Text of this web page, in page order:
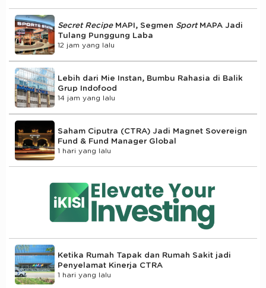
Secret RecipeMAPI, Segmen Sport MAPA Jadi
Tulang Punggung Laba
12 jam yang lalu
Lebih dari Mie Instan, Bumbu Rahasia di Balik
Grup Indofood
14 jam yang lalu
Saham Ciputra (CTRA) Jadi Magnet Sovereign
Fund & Fund Manager Global
1 hari yang lalu
Ketika Rumah Tapak dan Rumah Sakit jadi
Penyelamat Kinerja CTRA
1 hari yang lalu